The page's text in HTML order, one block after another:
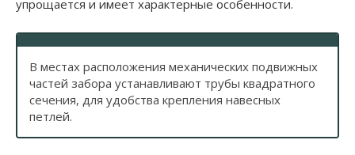
упрощается и имеет характерные особенности.
В местах расположения механических подвижных
частей забора устанавливают трубы квадратного
сечения, для удобства крепления навесных
петлей.